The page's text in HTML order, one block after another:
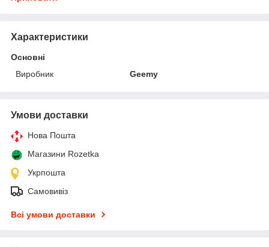
Характеристики
Основні
Виробник
Geemy
Умови доставки
Нова Пошта
Магазини Rozetka
Укрпошта
Самовивіз
Всі умови доставки